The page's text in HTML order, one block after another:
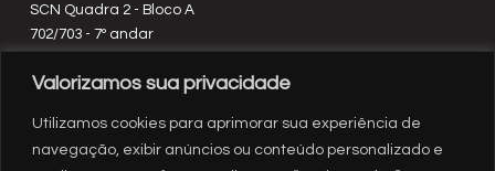
Valorizamos sua privacidade
Utilizamos cookies para aprimorar sua experiência de
navegação, exibir anúncios ou conteúdo personalizado e
SCN Quadra 2 - Bloco A
702/703 - 7º andar
61 3329.8200
RIO DE JANEIRO
Rua México, nº 3